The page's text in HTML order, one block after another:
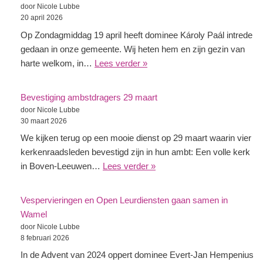
door Nicole Lubbe
20 april 2026
Op Zondagmiddag 19 april heeft dominee Károly Paál intrede
gedaan in onze gemeente. Wij heten hem en zijn gezin van
harte welkom, in… Lees verder »
Bevestiging ambstdragers 29 maart
door Nicole Lubbe
30 maart 2026
We kijken terug op een mooie dienst op 29 maart waarin vier
kerkenraadsleden bevestigd zijn in hun ambt: Een volle kerk
in Boven-Leeuwen… Lees verder »
Vespervieringen en Open Leurdiensten gaan samen in
Wamel
door Nicole Lubbe
8 februari 2026
In de Advent van 2024 oppert dominee Evert-Jan Hempenius